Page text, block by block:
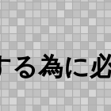
る為に